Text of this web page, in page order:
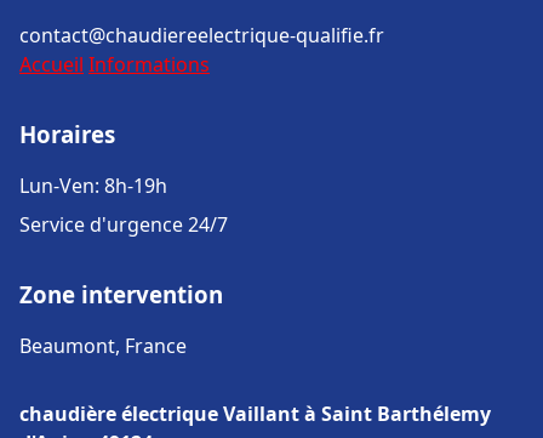
contact@chaudiereelectrique-qualifie.fr
Accueil Informations
Horaires
Lun-Ven: 8h-19h
Service d'urgence 24/7
Zone intervention
Beaumont, France
chaudière électrique Vaillant à Saint Barthélemy